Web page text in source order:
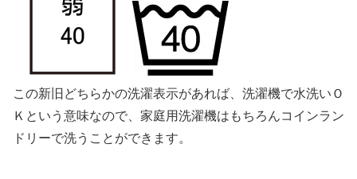
この新旧どちらかの洗濯表示があれば、洗濯機で水洗いＯ
Ｋという意味なので、家庭用洗濯機はもちろんコインラン
ドリーで洗うことができます。